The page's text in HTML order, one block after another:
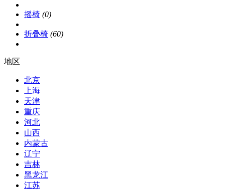
摇椅 (0)
折叠椅 (60)
地区
北京
上海
天津
重庆
河北
山西
内蒙古
辽宁
吉林
黑龙江
江苏